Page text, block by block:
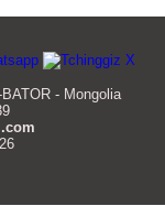
- Mongolia